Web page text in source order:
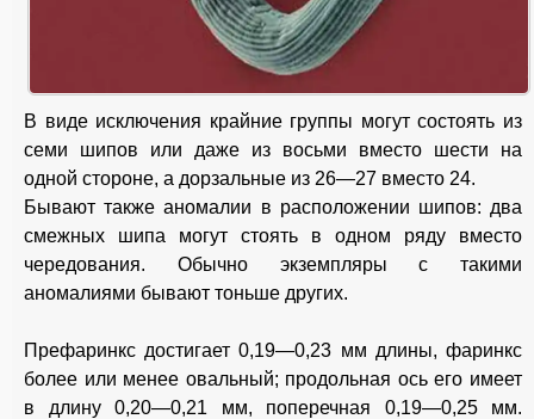
В виде исключения крайние группы могут состоять из
семи шипов или даже из восьми вместо шести на
одной стороне, а дорзальные из 26—27 вместо 24.
Бывают также аномалии в расположении шипов: два
смежных шипа могут стоять в одном ряду вместо
чередования. Обычно экземпляры с такими
аномалиями бывают тоньше других.
Префаринкс достигает 0,19—0,23 мм длины, фаринкс
более или менее овальный; продольная ось его имеет
в длину 0,20—0,21 мм, поперечная 0,19—0,25 мм.